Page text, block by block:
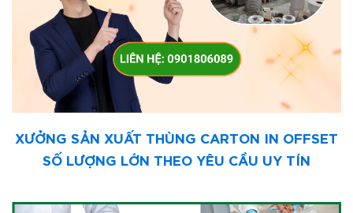
XƯỞNG SẢN XUẤT THÙNG CARTON IN OFFSET
SỐ LƯỢNG LỚN THEO YÊU CẦU UY TÍN